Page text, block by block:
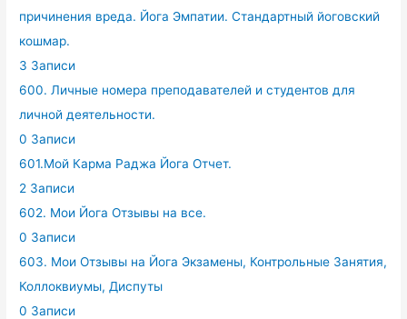
причинения вреда. Йога Эмпатии. Стандартный йоговский
кошмар.
3 Записи
600. Личные номера преподавателей и студентов для
личной деятельности.
0 Записи
601.Мой Карма Раджа Йога Отчет.
2 Записи
602. Мои Йога Отзывы на все.
0 Записи
603. Мои Отзывы на Йога Экзамены, Контрольные Занятия,
Коллоквиумы, Диспуты
0 Записи